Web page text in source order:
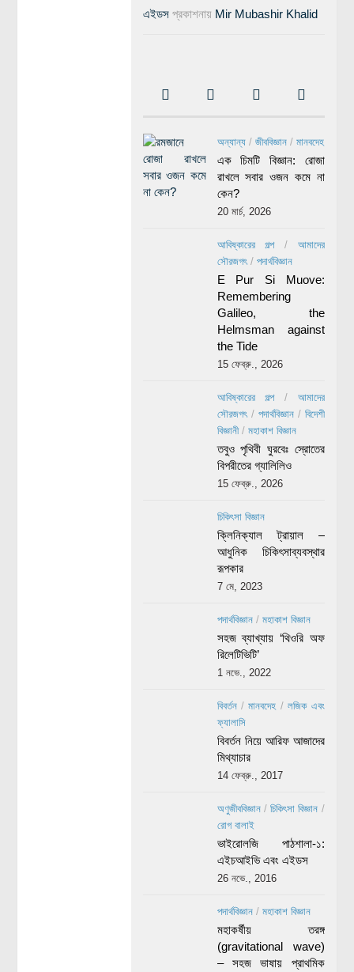
এইডসপ্রকাশনায় Mir Mubashir Khalid
অন্যান্য/ জীববিজ্ঞান/ মানবদেহ
এক চিমটি বিজ্ঞান: রোজা
রাখলে সবার ওজন কমে না
কেন?
20 মার্চ, 2026
আবিষ্কারের গল্প/ আমাদের
সৌরজগৎ/ পদার্থবিজ্ঞান
E Pur Si Muove:
Remembering
Galileo, the
Helmsman against
the Tide
15 ফেব্রু., 2026
আবিষ্কারের গল্প/ আমাদের
সৌরজগৎ/ পদার্থবিজ্ঞান/ বিদেশী
বিজ্ঞানী/ মহাকাশ বিজ্ঞান
তবুও পৃথিবী ঘুরবেঃ স্রোতের
বিপরীতের গ্যালিলিও
15 ফেব্রু., 2026
চিকিৎসা বিজ্ঞান
ক্লিনিক্যাল ট্রায়াল –
আধুনিক চিকিৎসাব্যবস্থার
রূপকার
7 মে, 2023
পদার্থবিজ্ঞান/ মহাকাশ বিজ্ঞান
সহজ ব্যাখ্যায় ‘থিওরি অফ
রিলেটিভিটি’
1 নভে., 2022
বিবর্তন/মানবদেহ /লজিক এবং
ফ্যালাসি
বিবর্তন নিয়ে আরিফ আজাদের
মিথ্যাচার
14 ফেব্রু., 2017
অণুজীববিজ্ঞান/চিকিৎসা বিজ্ঞান /
রোগ বালাই
ভাইরোলজি পাঠশালা-১:
এইচআইভি এবং এইডস
26 নভে., 2016
পদার্থবিজ্ঞান/ মহাকাশ বিজ্ঞান
মহাকর্ষীয় তরঙ্গ
(gravitational wave)
– সহজ ভাষায় প্রাথমিক